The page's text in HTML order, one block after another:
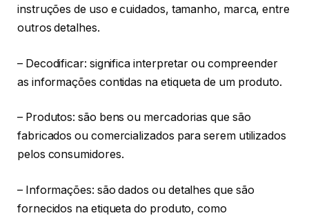
instruções de uso e cuidados, tamanho, marca, entre
outros detalhes.
– Decodificar: significa interpretar ou compreender
as informações contidas na etiqueta de um produto.
– Produtos: são bens ou mercadorias que são
fabricados ou comercializados para serem utilizados
pelos consumidores.
– Informações: são dados ou detalhes que são
fornecidos na etiqueta do produto, como